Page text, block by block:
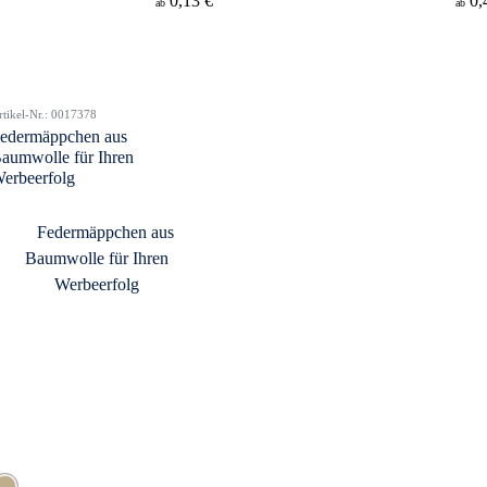
ab ab
Nr.: 0017378
aus
für Ihren